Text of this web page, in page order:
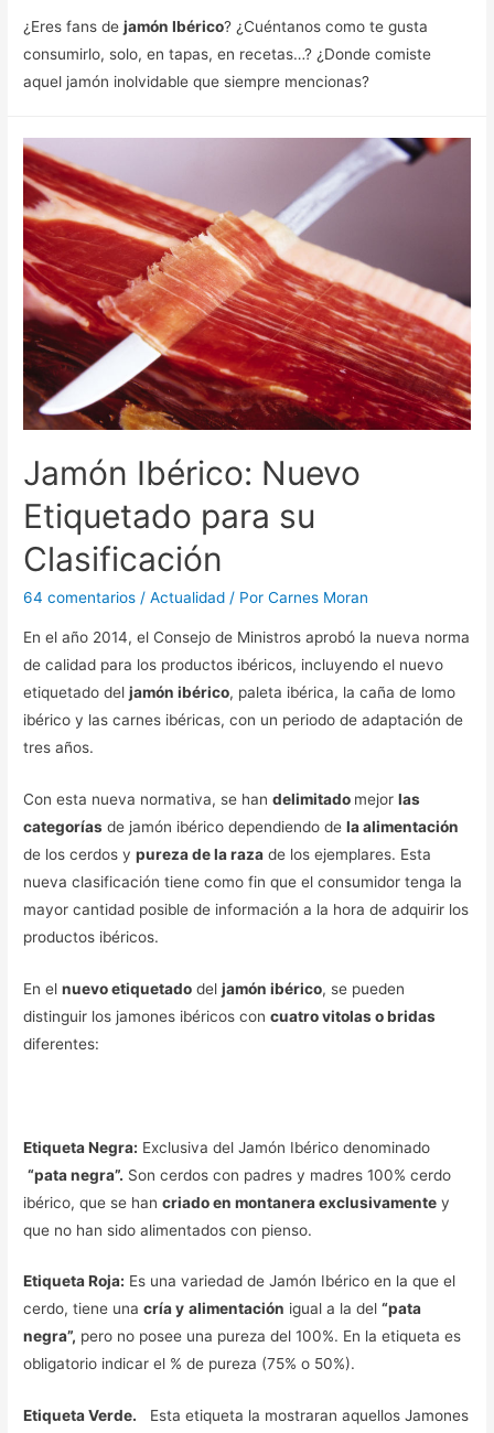
¿Eres fans dejamón Ibérico? ¿Cuéntanos como te gusta
consumirlo, solo, en tapas, en recetas…? ¿Donde comiste
aquel jamón inolvidable que siempre mencionas?
Jamón Ibérico: Nuevo
Etiquetado para su
Clasificación
64 comentarios /Actualidad / PorCarnes Moran
En el año 2014, el Consejo de Ministros aprobó la nueva norma
de calidad para los productos ibéricos, incluyendo el nuevo
etiquetado deljamón ibérico, paleta ibérica, la caña de lomo
ibérico y las carnes ibéricas, con un periodo de adaptación de
tres años.
Con esta nueva normativa, se handelimitado mejorlas
categorías de jamón ibérico dependiendo dela alimentación
de los cerdos ypureza de la raza de los ejemplares. Esta
nueva clasificación tiene como fin que el consumidor tenga la
mayor cantidad posible de información a la hora de adquirir los
productos ibéricos.
En elnuevo etiquetado deljamón ibérico, se pueden
distinguir los jamones ibéricos concuatro vitolas o bridas
diferentes:
Etiqueta Negra: Exclusiva del Jamón Ibérico denominado
“pata negra”. Son cerdos con padres y madres 100% cerdo
ibérico, que se hancriado en montanera exclusivamente y
que no han sido alimentados con pienso.
Etiqueta Roja: Es una variedad de Jamón Ibérico en la que el
cerdo, tiene unacría y alimentación igual a la del“pata
negra”, pero no posee una pureza del 100%. En la etiqueta es
obligatorio indicar el % de pureza (75% o 50%).
Etiqueta Verde. Esta etiqueta la mostraran aquellos Jamones